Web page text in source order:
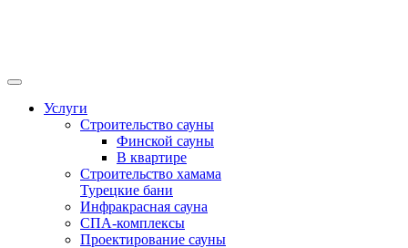
Услуги
Строительство сауны
Финской сауны
В квартире
Строительство хамама
Турецкие бани
Инфракрасная сауна
СПА-комплексы
Проектирование сауны